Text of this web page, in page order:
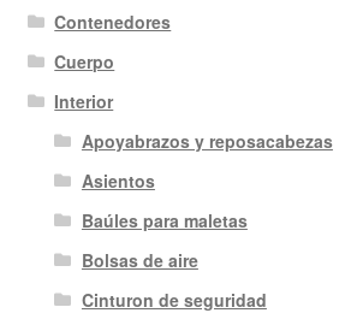
Contenedores
Cuerpo
Interior
Apoyabrazos y reposacabezas
Asientos
Baúles para maletas
Bolsas de aire
Cinturon de seguridad